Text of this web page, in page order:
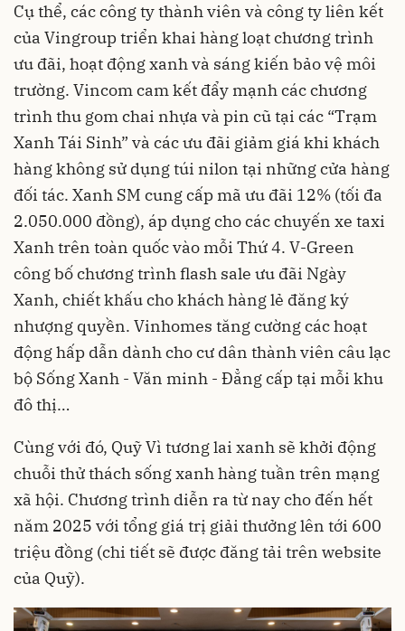
Cụ thể, các công ty thành viên và công ty liên kết
của Vingroup triển khai hàng loạt chương trình
ưu đãi, hoạt động xanh và sáng kiến bảo vệ môi
trường. Vincom cam kết đẩy mạnh các chương
trình thu gom chai nhựa và pin cũ tại các “Trạm
Xanh Tái Sinh” và các ưu đãi giảm giá khi khách
hàng không sử dụng túi nilon tại những cửa hàng
đối tác. Xanh SM cung cấp mã ưu đãi 12% (tối đa
2.050.000 đồng), áp dụng cho các chuyến xe taxi
Xanh trên toàn quốc vào mỗi Thứ 4. V-Green
công bố chương trình flash sale ưu đãi Ngày
Xanh, chiết khấu cho khách hàng lẻ đăng ký
nhượng quyền. Vinhomes tăng cường các hoạt
động hấp dẫn dành cho cư dân thành viên câu lạc
bộ Sống Xanh - Văn minh - Đẳng cấp tại mỗi khu
đô thị…
Cùng với đó, Quỹ Vì tương lai xanh sẽ khởi động
chuỗi thử thách sống xanh hàng tuần trên mạng
xã hội. Chương trình diễn ra từ nay cho đến hết
năm 2025 với tổng giá trị giải thưởng lên tới 600
triệu đồng (chi tiết sẽ được đăng tải trên website
của Quỹ).